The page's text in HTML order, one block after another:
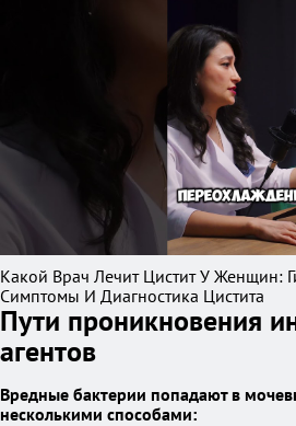
Какой Врач Лечит Цистит У Женщин:
Симптомы И Диагностика Цистита
Пути проникновения
агентов
Вредные бактерии попадают в
несколькими способами: